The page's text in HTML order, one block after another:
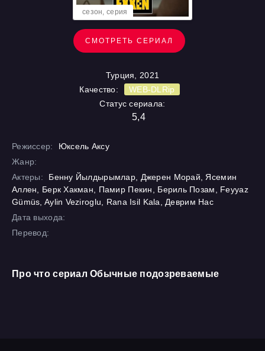
Турция, 2021
Качество:
WEB-DLRip
Статус сериала:
5,4
cезон, cерия
СМОТРЕТЬ СЕРИАЛ
Режиссер:
Юксель Аксу
Жанр:
Актеры:
Бенну Йылдырымлар, Джерен Морай, Ясемин
Аллен, Берк Хакман, Памир Пекин, Бериль Позам, Feyyaz
Gümüs, Aylin Veziroglu, Rana Isil Kala, Деврим Нас
Дата выхода:
Перевод:
Про что сериал Обычные подозреваемые